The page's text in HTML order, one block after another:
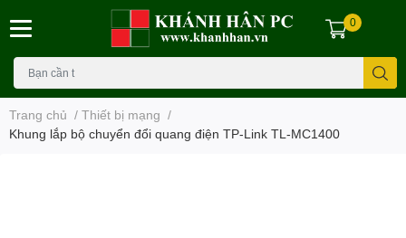
0
Trang chủ / Thiết bị mạng /
Khung lắp bộ chuyển đổi quang điện TP-Link TL-MC1400